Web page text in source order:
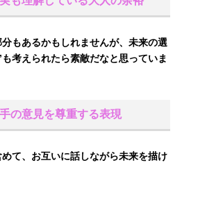
分もあるかもしれませんが、未来の選
考えられたら素敵だなと思っていま
の意見を尊重する表現
めて、お互いに話しながら未来を描け